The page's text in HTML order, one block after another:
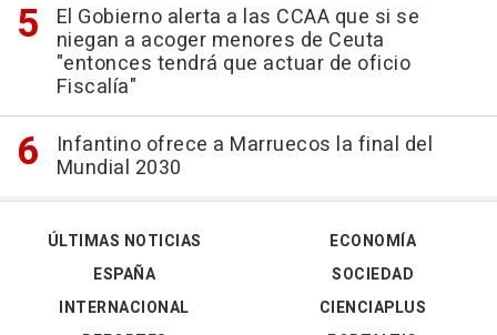
El Gobierno alerta a las CCAA que si se
niegan a acoger menores de Ceuta
"entonces tendrá que actuar de oficio
Fiscalía"
Infantino ofrece a Marruecos la final del
Mundial 2030
ÚLTIMAS NOTICIAS
ESPAÑA
INTERNACIONAL
ECONOMÍA
SOCIEDAD
CIENCIAPLUS